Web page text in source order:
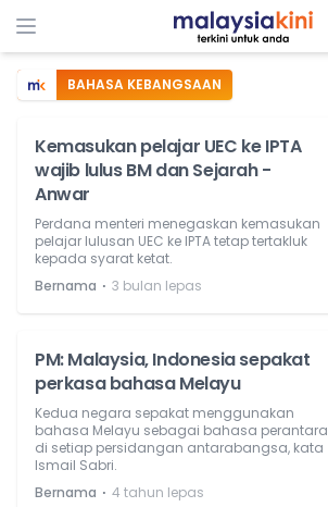
BAHASA KEBANGSAAN
Kemasukan pelajar UEC ke IPTA
wajib lulus BM dan Sejarah -
Anwar
Perdana menteri menegaskan kemasukan
pelajar lulusan UEC ke IPTA tetap tertakluk
kepada syarat ketat.
Bernama ⋅ 3 bulan lepas
PM: Malaysia, Indonesia sepakat
perkasa bahasa Melayu
Kedua negara sepakat menggunakan
bahasa Melayu sebagai bahasa perantara
di setiap persidangan antarabangsa, kata
Ismail Sabri.
Bernama ⋅ 4 tahun lepas